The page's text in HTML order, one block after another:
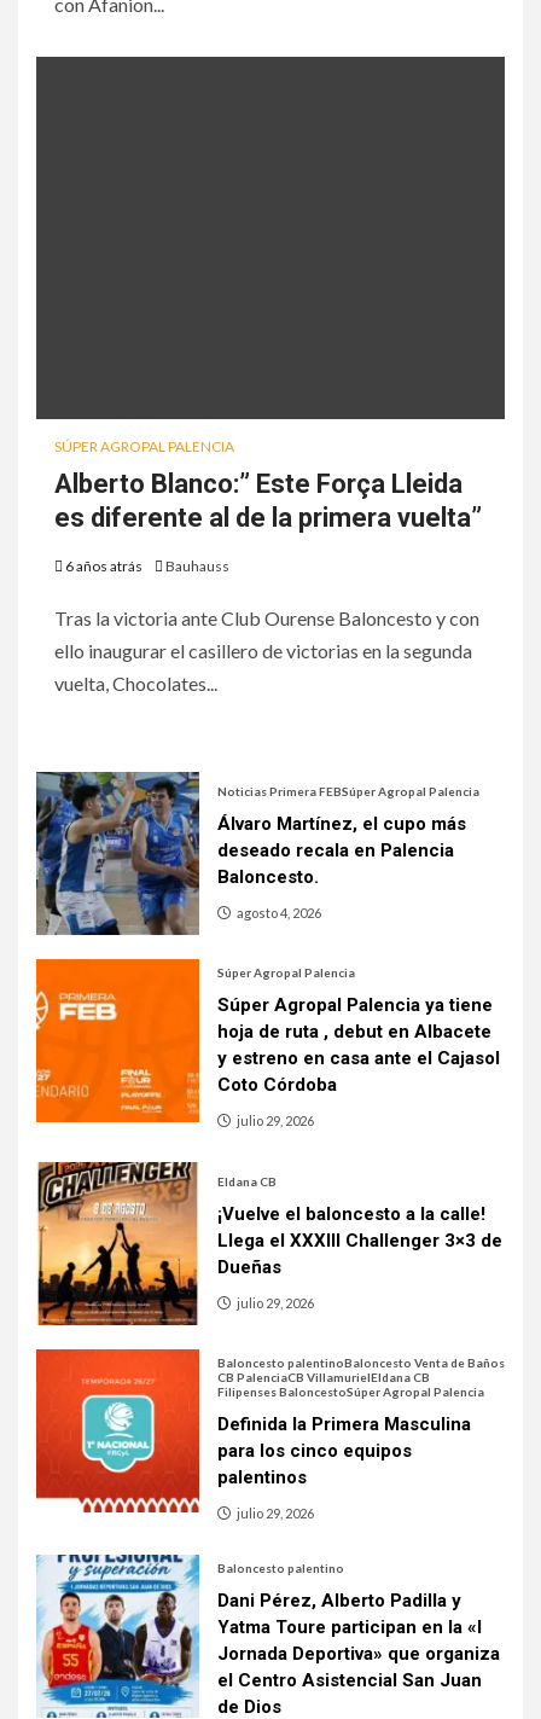
SÚPER AGROPAL PALENCIA
Alberto Blanco:” Este Força Lleida
es diferente al de la primera vuelta”
6 años atrás Bauhauss
Tras la victoria ante Club Ourense Baloncesto y con
ello inaugurar el casillero de victorias en la segunda
vuelta, Chocolates...
Noticias Primera FEBSúper Agropal Palencia
Álvaro Martínez, el cupo más
deseado recala en Palencia
Baloncesto.
agosto 4, 2026
Súper Agropal Palencia
Súper Agropal Palencia ya tiene
hoja de ruta , debut en Albacete
y estreno en casa ante el Cajasol
Coto Córdoba
julio 29, 2026
Eldana CB
¡Vuelve el baloncesto a la calle!
Llega el XXXIII Challenger 3×3 de
Dueñas
julio 29, 2026
Baloncesto palentinoBaloncesto Venta de Baños
CB PalenciaCB VillamurielEldana CB
Filipenses BaloncestoSúper Agropal Palencia
Definida la Primera Masculina
para los cinco equipos
palentinos
julio 29, 2026
Baloncesto palentino
Dani Pérez, Alberto Padilla y
Yatma Toure participan en la «I
Jornada Deportiva» que organiza
el Centro Asistencial San Juan
de Dios